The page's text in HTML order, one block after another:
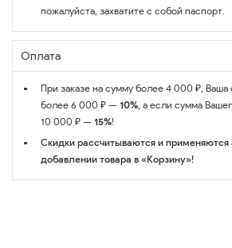
пожалуйста, захватите с собой паспорт.
Оплата
При заказе на сумму более 4 000 ₽, Ваша
более 6 000 ₽ — 10%, а если сумма
10 000 ₽ — 15%!
Скидки рассчитываются и применяются
добавлении товара в «Корзину»!